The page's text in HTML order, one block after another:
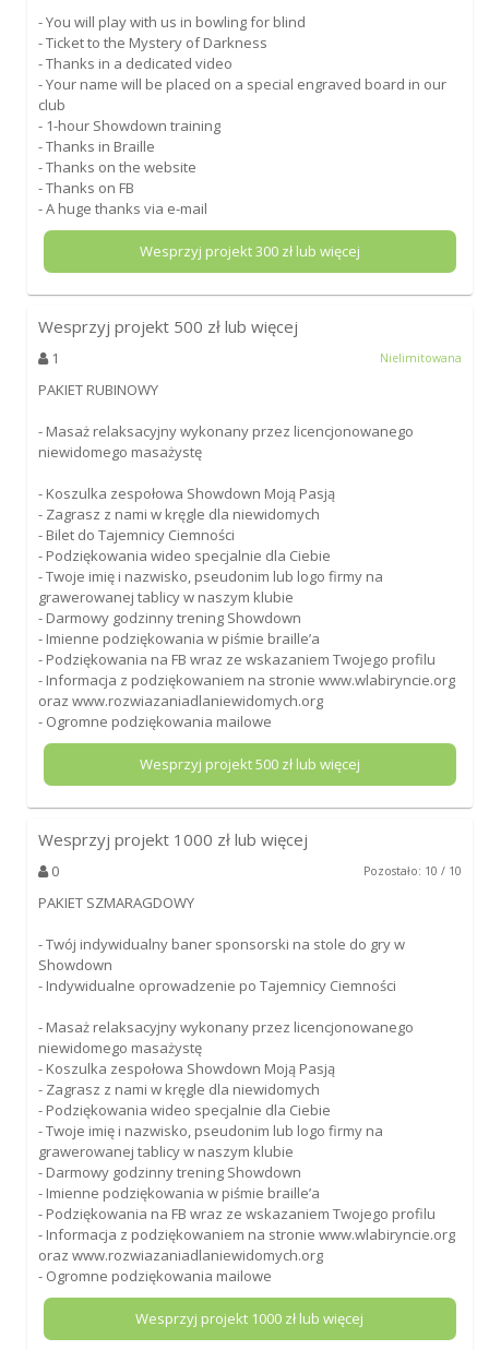
- You will play with us in bowling for blind
- Ticket to the Mystery of Darkness
- Thanks in a dedicated video
- Your name will be placed on a special engraved board in our
club
- 1-hour Showdown training
- Thanks in Braille
- Thanks on the website
- Thanks on FB
- A huge thanks via e-mail
Wesprzyj projekt300zł lub więcej
Wesprzyj projekt 500 zł lub więcej
1 Nielimitowana
PAKIET RUBINOWY
- Masaż relaksacyjny wykonany przez licencjonowanego
niewidomego masażystę
- Koszulka zespołowa Showdown Moją Pasją
- Zagrasz z nami w kręgle dla niewidomych
- Bilet do Tajemnicy Ciemności
- Podziękowania wideo specjalnie dla Ciebie
- Twoje imię i nazwisko, pseudonim lub logo firmy na
grawerowanej tablicy w naszym klubie
- Darmowy godzinny trening Showdown
- Imienne podziękowania w piśmie braille’a
- Podziękowania na FB wraz ze wskazaniem Twojego profilu
- Informacja z podziękowaniem na stronie www.wlabiryncie.org
oraz www.rozwiazaniadlaniewidomych.org
- Ogromne podziękowania mailowe
Wesprzyj projekt500zł lub więcej
Wesprzyj projekt 1000 zł lub więcej
0 Pozostało: 10 / 10
PAKIET SZMARAGDOWY
- Twój indywidualny baner sponsorski na stole do gry w
Showdown
- Indywidualne oprowadzenie po Tajemnicy Ciemności
- Masaż relaksacyjny wykonany przez licencjonowanego
niewidomego masażystę
- Koszulka zespołowa Showdown Moją Pasją
- Zagrasz z nami w kręgle dla niewidomych
- Podziękowania wideo specjalnie dla Ciebie
- Twoje imię i nazwisko, pseudonim lub logo firmy na
grawerowanej tablicy w naszym klubie
- Darmowy godzinny trening Showdown
- Imienne podziękowania w piśmie braille’a
- Podziękowania na FB wraz ze wskazaniem Twojego profilu
- Informacja z podziękowaniem na stronie www.wlabiryncie.org
oraz www.rozwiazaniadlaniewidomych.org
- Ogromne podziękowania mailowe
Wesprzyj projekt 1000 zł lub więcej